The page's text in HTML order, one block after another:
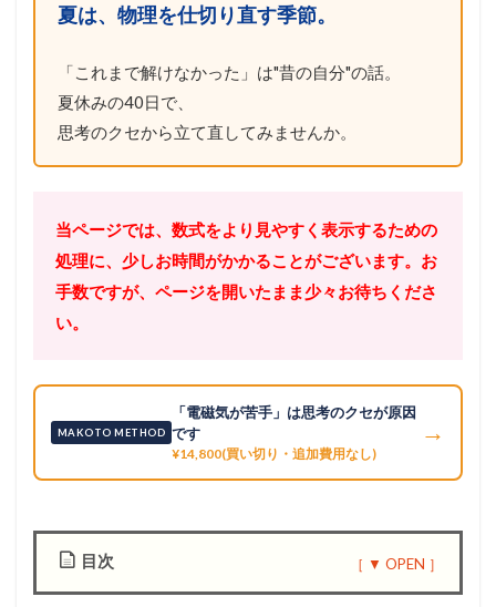
夏は、物理を仕切り直す季節。
「これまで解けなかった」は"昔の自分"の話。
夏休みの40日で、
思考のクセから立て直してみませんか。
当ページでは、数式をより見やすく表示するための
処理に、少しお時間がかかることがございます。お
手数ですが、ページを開いたまま少々お待ちくださ
い。
MAKOTO METHOD
「電磁気が苦手」は思考のクセが原因
です
¥14,800(買い切り・追加費用なし)
→
目次